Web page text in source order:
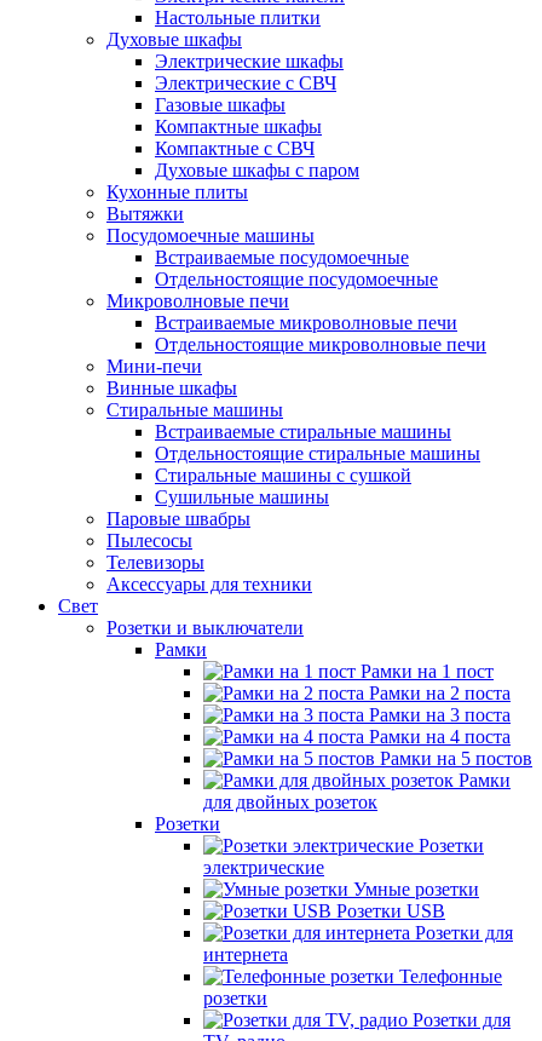
Настольные плитки
Духовые шкафы
Электрические шкафы
Электрические с СВЧ
Газовые шкафы
Компактные шкафы
Компактные с СВЧ
Духовые шкафы с паром
Кухонные плиты
Вытяжки
Посудомоечные машины
Встраиваемые посудомоечные
Отдельностоящие посудомоечные
Микроволновые печи
Встраиваемые микроволновые печи
Отдельностоящие микроволновые печи
Мини-печи
Винные шкафы
Стиральные машины
Встраиваемые стиральные машины
Отдельностоящие стиральные машины
Стиральные машины с сушкой
Сушильные машины
Паровые швабры
Пылесосы
Телевизоры
Аксессуары для техники
Свет
Розетки и выключатели
Рамки
Рамки на 1 пост
Рамки на 2 поста
Рамки на 3 поста
Рамки на 4 поста
Рамки на 5 постов
Рамки
для двойных розеток
Розетки
Розетки
электрические
Умные розетки
Розетки USB
Розетки для
интернета
Телефонные
розетки
Розетки для